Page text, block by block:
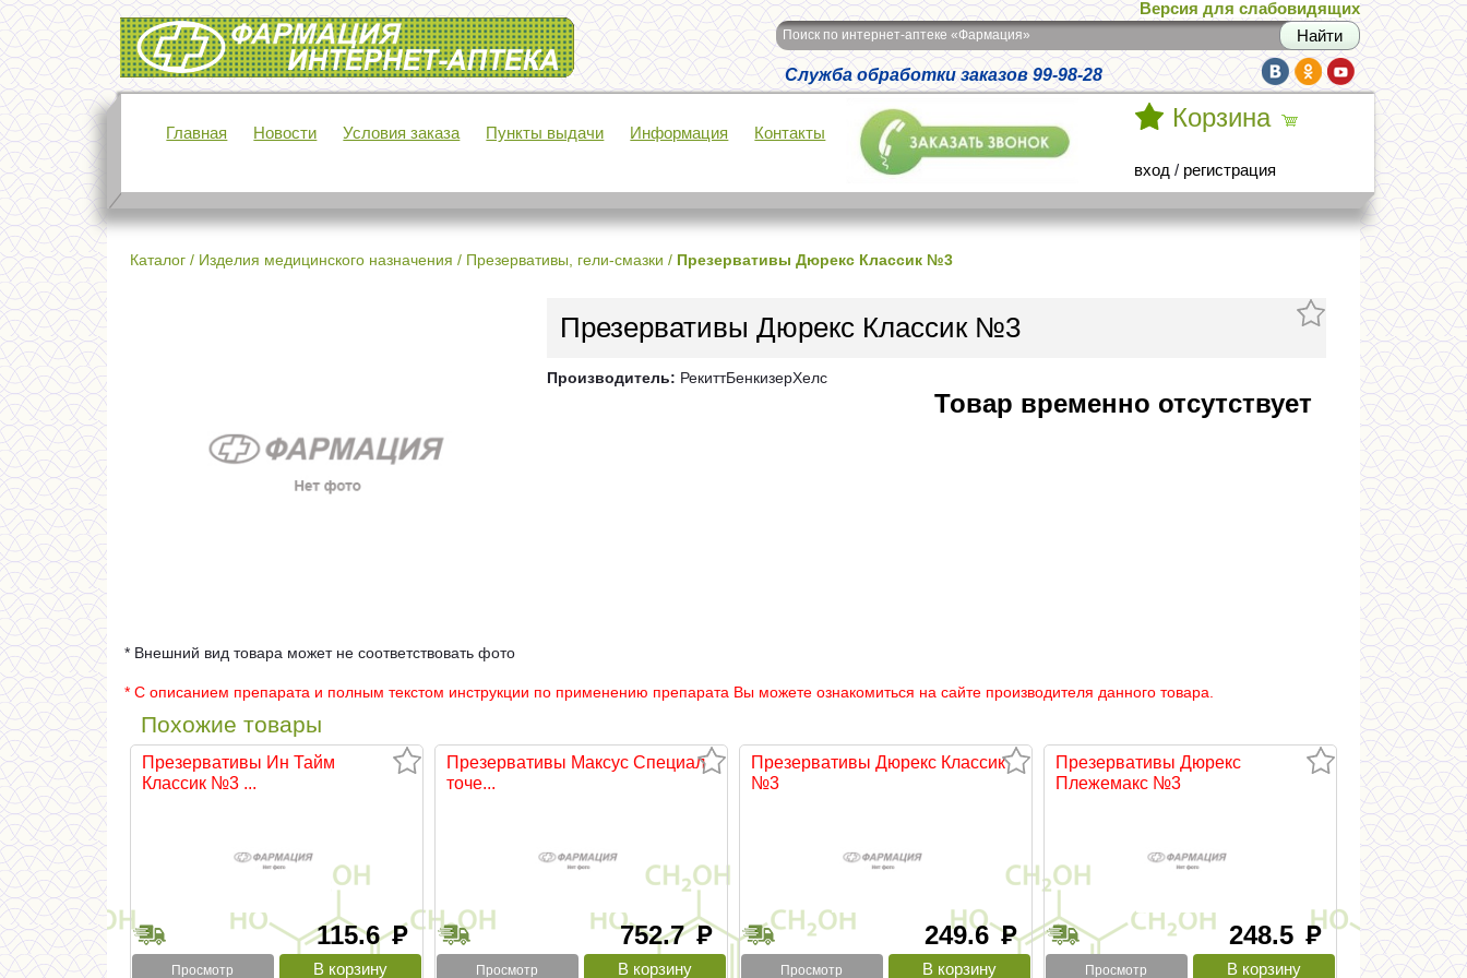
Интернет-аптека Фармация
Версия для слабовидящих
Поиск по интернет-аптеке «Фармация»
Служба обработки заказов 99-98-28
Главная Новости Условия заказа Пункты выдачи Информация Контакты
Корзина
вход / регистрация
Каталог / Изделия медицинского назначения / Презервативы, гели-смазки / Презервативы Дюрекс Классик №3
Презервативы Дюрекс Классик №3
Производитель: РекиттБенкизерХелс
Товар временно отсутствует
* Внешний вид товара может не соответствовать фото
* С описанием препарата и полным текстом инструкции по применению препарата Вы можете ознакомиться на сайте производителя данного товара.
Похожие товары
Презервативы Ин Тайм
Классик №3 ...
115.6руб
Просмотр
Презервативы Максус Специал
точе...
752.7руб
Просмотр
Презервативы Дюрекс Классик
№3
249.6руб
Просмотр
Презервативы Дюрекс
Плежемакс №3
248.5 руб
Просмотр